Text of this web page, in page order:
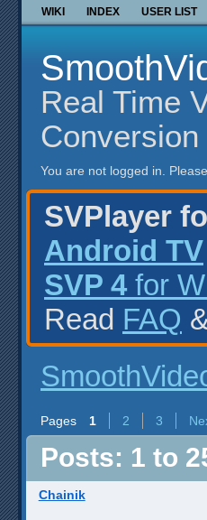
WIKI INDEX USER LIST
Real Time
Conversion
You are not logged in.
SVPlayer
Android TV
SVP 4 for
Read FAQ
Pages 1 2 3
Posts: 1 to
Chainik